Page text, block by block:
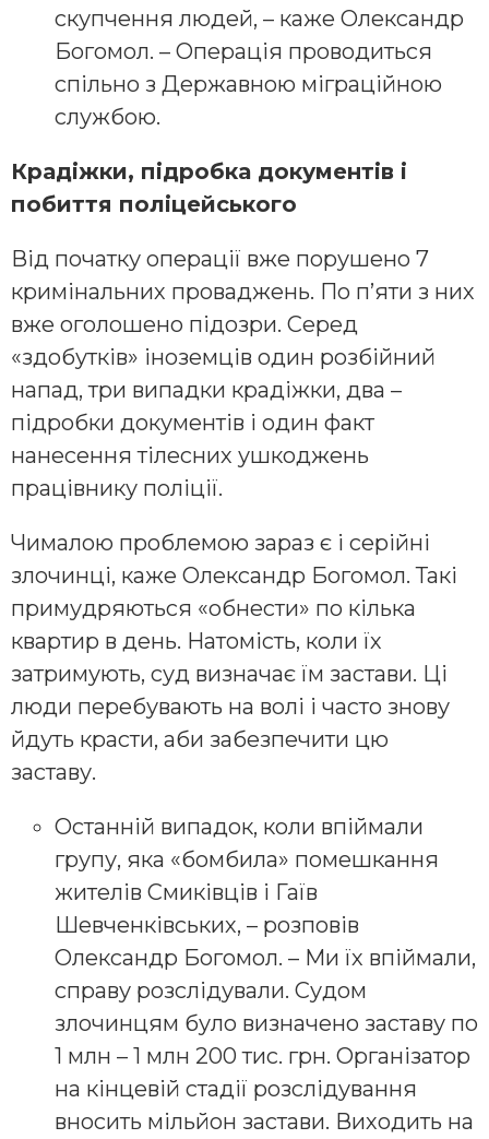
скупчення людей, – каже Олександр
Богомол. – Операція проводиться
спільно з Державною міграційною
службою.
Крадіжки, підробка документів і
побиття поліцейського
Від початку операції вже порушено 7
кримінальних проваджень. По п’яти з них
вже оголошено підозри. Серед
«здобутків» іноземців один розбійний
напад, три випадки крадіжки, два –
підробки документів і один факт
нанесення тілесних ушкоджень
працівнику поліції.
Чималою проблемою зараз є і серійні
злочинці, каже Олександр Богомол. Такі
примудряються «обнести» по кілька
квартир в день. Натомість, коли їх
затримують, суд визначає їм застави. Ці
люди перебувають на волі і часто знову
йдуть красти, аби забезпечити цю
заставу.
Останній випадок, коли впіймали
групу, яка «бомбила» помешкання
жителів Смиківців і Гаїв
Шевченківських, – розповів
Олександр Богомол. – Ми їх впіймали,
справу розслідували. Судом
злочинцям було визначено заставу по
1 млн – 1 млн 200 тис. грн. Організатор
на кінцевій стадії розслідування
вносить мільйон застави. Виходить на